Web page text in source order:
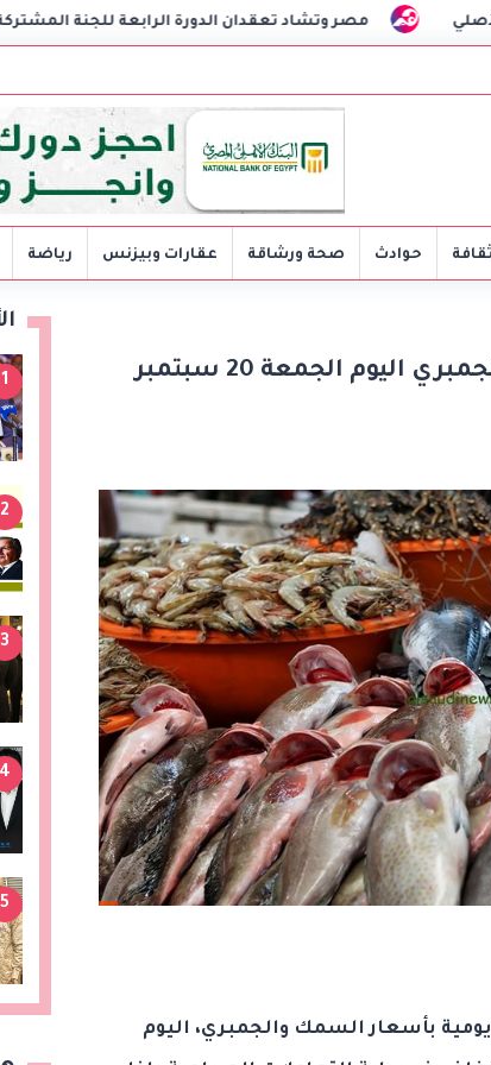
مصر وتشاد تعقدان الدورة الرابعة للجنة المشتركة وتوقعان
حوادث صحة ورشاقة عقارات وبيزنس رياضة
لربات البيوت.. سعر السمك والجمبري اليوم الجمعة 20 سبتمبر
بأسعار السمك والجمبري، اليوم
1
2
3
4
5